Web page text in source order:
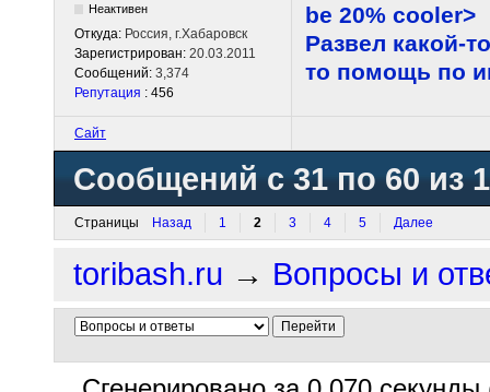
Неактивен
Откуда: Россия, г.Хабаровск
Зарегистрирован: 20.03.2011
Сообщений: 3,374
Репутация : 456
be 20% cooler>
Развел какой-
то помощь по
Сайт
Сообщений с 31 по 60 из
Страницы Назад 1 2 3 4 5 Далее
toribash.ru → Вопросы и